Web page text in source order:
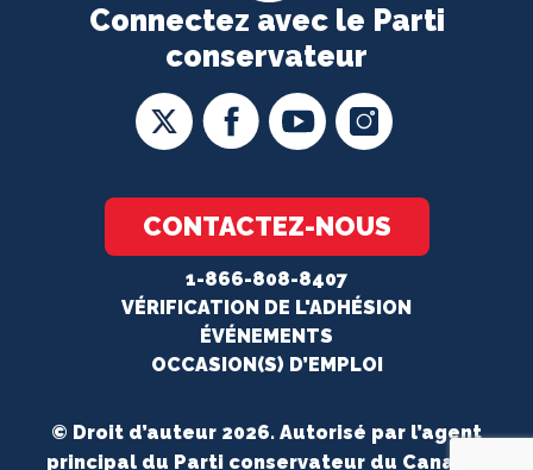
Connectez avec le Parti
conservateur
CONTACTEZ-NOUS
1-866-808-8407
VÉRIFICATION DE L'ADHÉSION
ÉVÉNEMENTS
OCCASION(S) D’EMPLOI
© Droit d’auteur 2026. Autorisé par l’agent
principal du Parti conservateur du Canada.